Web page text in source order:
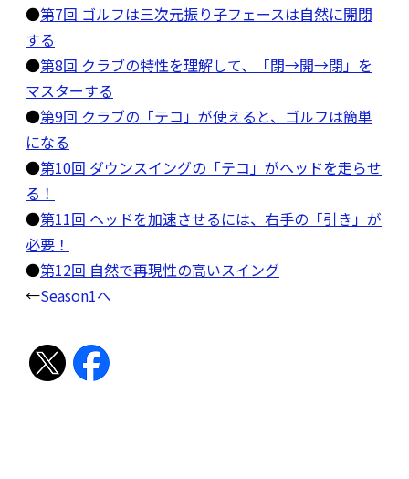
●第7回 ゴルフは三次元振り子フェースは自然に開閉
する
●第8回 クラブの特性を理解して、「閉→開→閉」を
マスターする
●第9回 クラブの「テコ」が使えると、ゴルフは簡単
になる
●第10回 ダウンスイングの「テコ」がヘッドを走らせ
る！
●第11回 ヘッドを加速させるには、右手の「引き」が
必要！
●第12回 自然で再現性の高いスイング
←Season1へ